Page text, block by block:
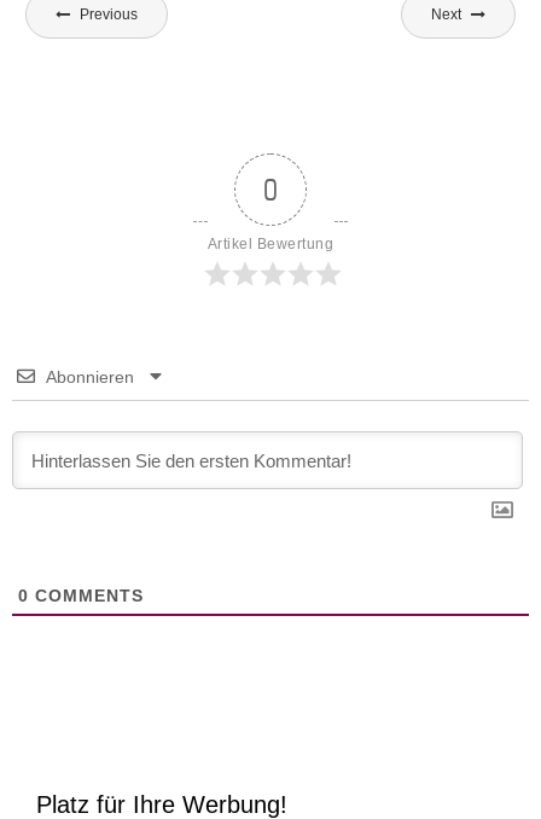
Previous Next
0
Artikel Bewertung
Abonnieren
0 COMMENTS
Platz für Ihre Werbung!